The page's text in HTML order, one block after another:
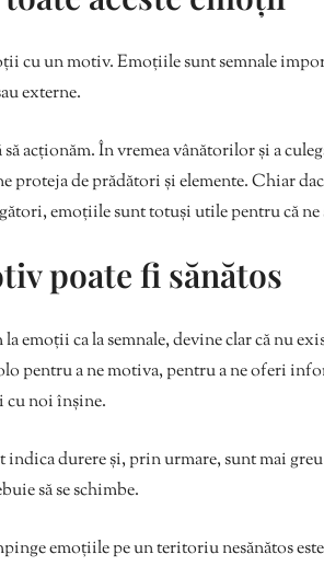
cu un motiv. Emoțiile sunt semnale
externe.
să acționăm. În vremea vânătorilor și a
proteja de prădători și elemente. Chiar
emoțiile sunt totuși utile pentru că ne
poate fi sănătos
emoții ca la semnale, devine clar că nu
pentru a ne motiva, pentru a ne oferi
cu noi înșine.
durere și, prin urmare, sunt mai greu
să se schimbe.
emoțiile pe un teritoriu nesănătos